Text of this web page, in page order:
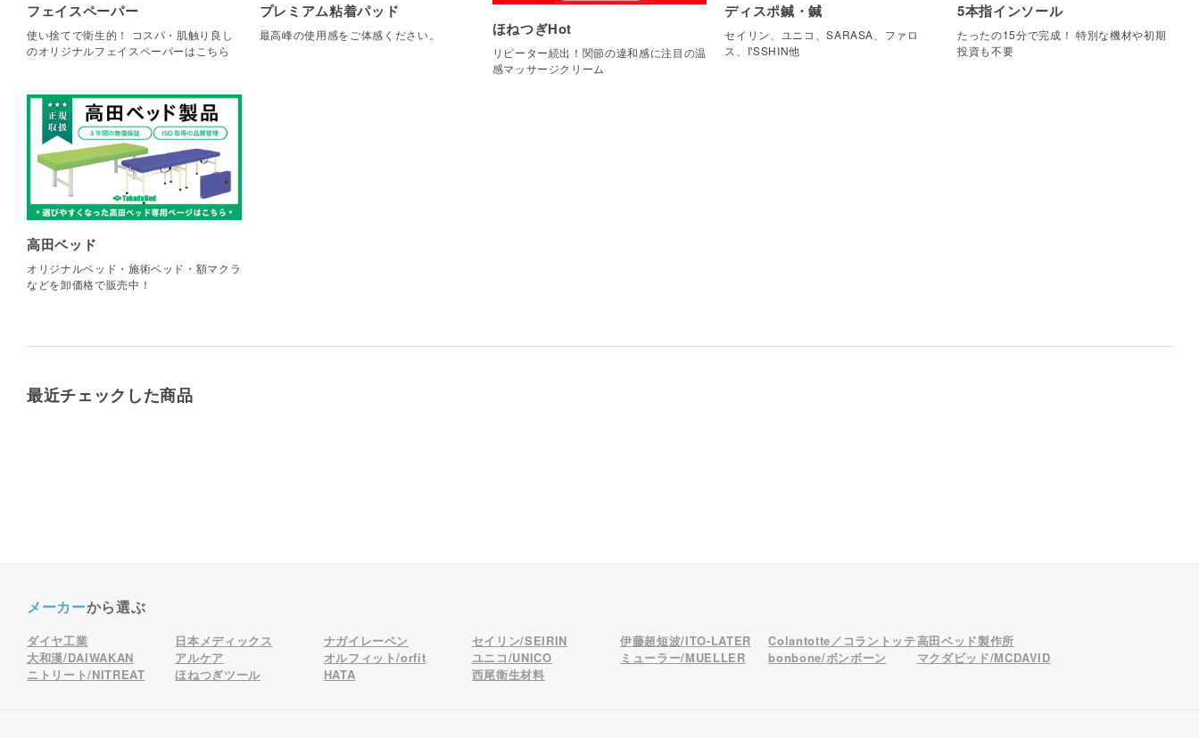
フェイスペーパー
使い捨てで衛生的！ コスパ・肌触り良し
のオリジナルフェイスペーパーはこちら
プレミアム粘着パッド
最高峰の使用感をご体感ください。 ほねつぎHot
リピーター続出！関節の違和感に注目の温
感マッサージクリーム
ディスポ鍼・鍼
セイリン、ユニコ、SARASA、ファロ
ス、I'SSHIN他
5本指インソール
たったの15分で完成！ 特別な機材や初期
投資も不要
高田ベッド
オリジナルベッド・施術ベッド・額マクラ
などを卸価格で販売中！
最近チェックした商品
メーカーから選ぶ
ダイヤ工業 日本メディックス ナガイレーベン セイリン/SEIRIN 伊藤超短波/ITO-LATER Colantotte／コラントッテ高田ベッド製作所
大和漢/DAIWAKAN
アルケア オルフィット/orfit ユニコ/UNICO ミューラー/MUELLER bonbone/ボンボーン
マクダビッド/MCDAVID
ニトリート/NITREAT
ほねつぎツール HATA 西尾衛生材料